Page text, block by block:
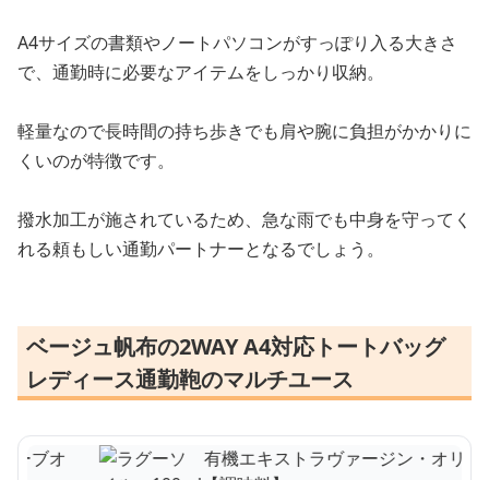
A4サイズの書類やノートパソコンがすっぽり入る大きさ
で、通勤時に必要なアイテムをしっかり収納。
軽量なので長時間の持ち歩きでも肩や腕に負担がかかりに
くいのが特徴です。
撥水加工が施されているため、急な雨でも中身を守ってく
れる頼もしい通勤パートナーとなるでしょう。
ベージュ帆布の2WAY A4対応トートバッグ
レディース通勤鞄のマルチユース